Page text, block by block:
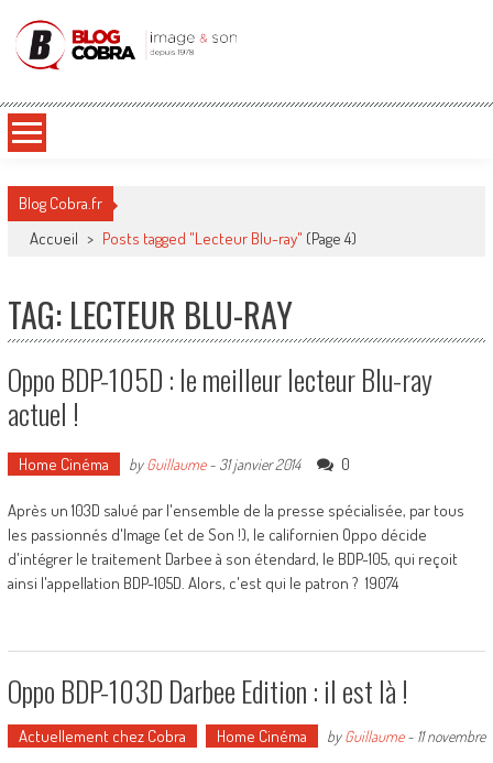
Blog Cobra
Blog Cobra.fr
Accueil > Posts tagged "Lecteur Blu-ray" (Page 4)
TAG: LECTEUR BLU-RAY
Oppo BDP-105D : le meilleur lecteur Blu-ray
actuel !
Home Cinéma byGuillaume- 31 janvier 2014 0
Après un 103D salué par l'ensemble de la presse spécialisée, par tous
les passionnés d'Image (et de Son !), le californien Oppo décide
d'intégrer le traitement Darbee à son étendard, le BDP-105, qui reçoit
ainsi l'appellation BDP-105D. Alors, c'est qui le patron ? 19074
Oppo BDP-103D Darbee Edition : il est là !
Actuellement chez Cobra Home Cinéma byGuillaume- 11 novembre